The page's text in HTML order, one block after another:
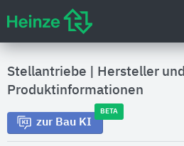
Stellantriebe
Hersteller und
Produktinformationen
zur Bau KI
BETA